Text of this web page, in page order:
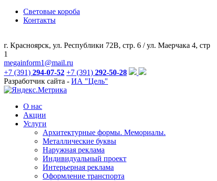
Световые короба
Контакты
г. Красноярск, ул. Республики 72В, стр. 6 / ул. Маерчака 4, стр
1
megainform1@mail.ru
+7 (391) 294-07-52 +7 (391) 292-50-28
Разработчик сайта - ИА "Цель"
О нас
Акции
Услуги
Архитектурные формы. Мемориалы.
Металлические буквы
Наружная реклама
Индивидуальный проект
Интерьерная реклама
Оформление транспорта